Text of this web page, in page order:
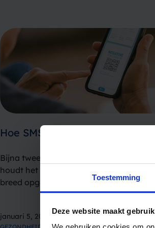
Toestemming
Deze website maakt
Hoe SMS corona testlocaties
Bijna twee jaar na de eerste COVID-19
houdt het virus onze maatschappij nog
breed opgezette vaccinatieprogramma
grootschalig testen kost veel tijd. Snel
contactonderzoeken blijven
januari 5, 2022